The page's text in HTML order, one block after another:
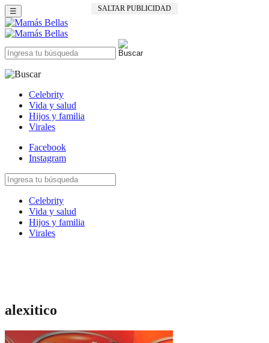
SALTAR PUBLICIDAD
☰
Celebrity
Vida y salud
Hijos y familia
Virales
Facebook
Instagram
Celebrity
Vida y salud
Hijos y familia
Virales
alexitico